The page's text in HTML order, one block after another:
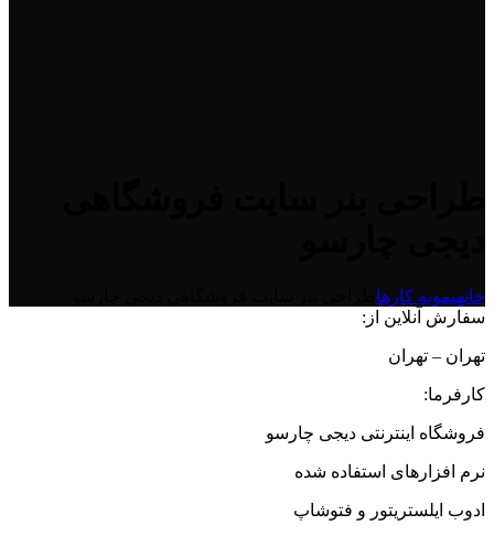
خانهنمونه کارها
سفارش آنلاین از:
تهران – تهران
کارفرما:
فروشگاه اینترنتی دیجی چارسو
نرم افزارهای استفاده شده
ادوب ایلستریتور و فتوشاپ